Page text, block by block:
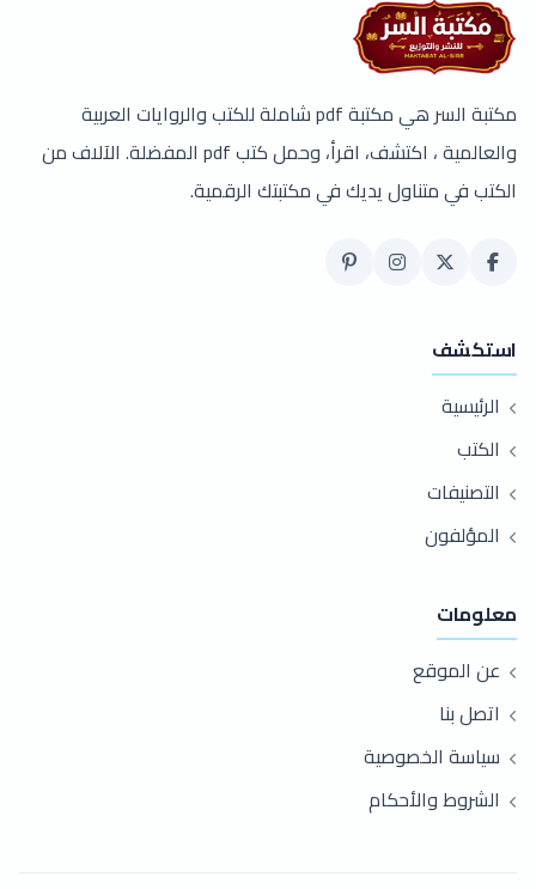
مكتبة السر هي مكتبة pdf شاملة للكتب والروايات العربية
والعالمية ، اكتشف، اقرأ، وحمل كتب pdf المفضلة. الآلاف من
الكتب في متناول يديك في مكتبتك الرقمية.
استكشف
الرئيسية
الكتب
التصنيفات
المؤلفون
معلومات
عن الموقع
اتصل بنا
سياسة الخصوصية
الشروط والأحكام